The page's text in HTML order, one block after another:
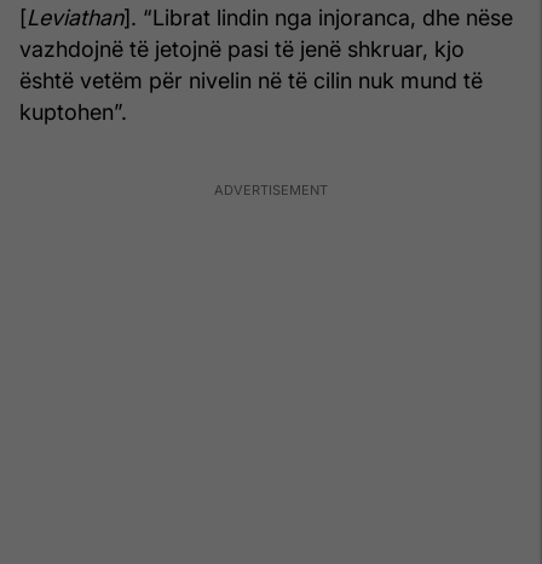
[Leviathan]. “Librat lindin nga injoranca, dhe nëse
vazhdojnë të jetojnë pasi të jenë shkruar, kjo
është vetëm për nivelin në të cilin nuk mund të
kuptohen”.